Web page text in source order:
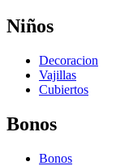
Niños
Decoracion
Vajillas
Cubiertos
Bonos
Bonos